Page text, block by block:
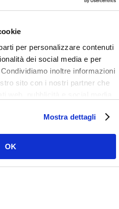
per personalizzare contenuti
dei social media e per
inoltre informazioni
sito con i nostri partner che
dal suo utilizzo dei loro
ad esclusione di quelli
tutti o alcuni, ad
Mostra dettagli
OK